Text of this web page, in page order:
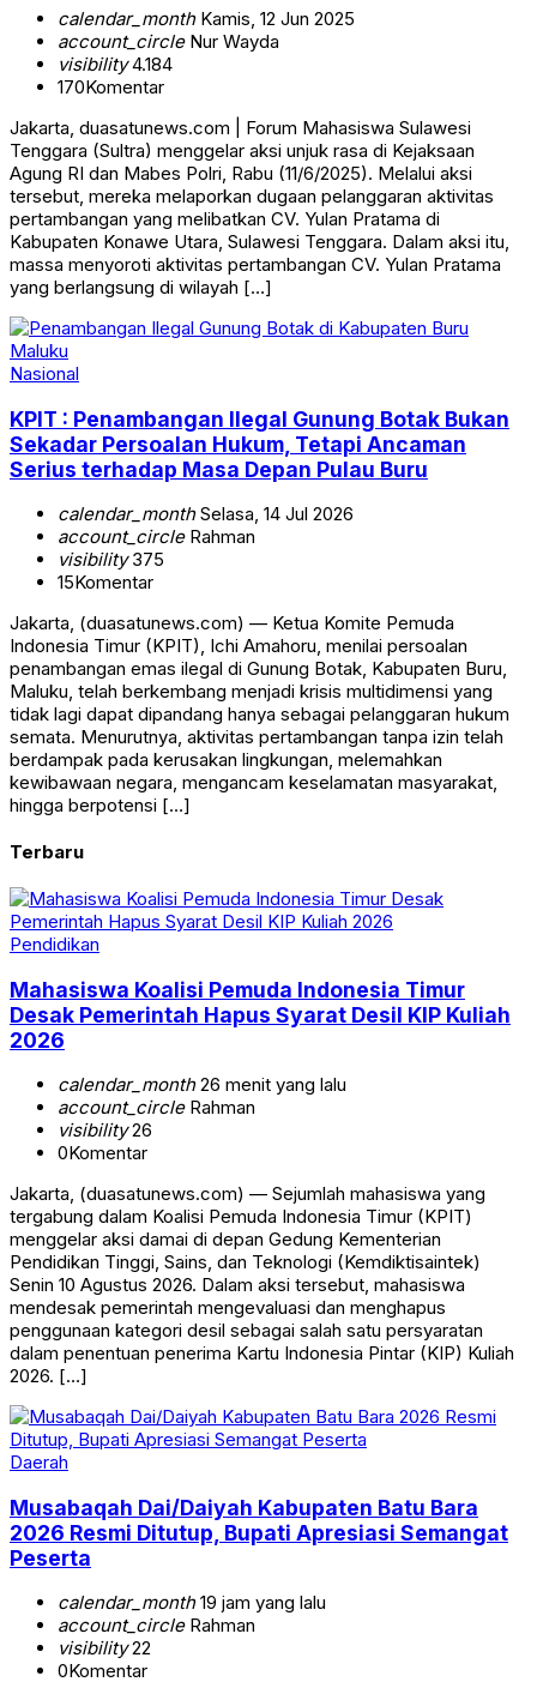
calendar_monthKamis, 12 Jun 2025
account_circleNur Wayda
visibility4.184
170Komentar
Jakarta, duasatunews.com | Forum Mahasiswa Sulawesi
Tenggara (Sultra) menggelar aksi unjuk rasa di Kejaksaan
Agung RI dan Mabes Polri, Rabu (11/6/2025). Melalui aksi
tersebut, mereka melaporkan dugaan pelanggaran aktivitas
pertambangan yang melibatkan CV. Yulan Pratama di
Kabupaten Konawe Utara, Sulawesi Tenggara. Dalam aksi itu,
massa menyoroti aktivitas pertambangan CV. Yulan Pratama
yang berlangsung di wilayah […]
Nasional
KPIT : Penambangan Ilegal Gunung Botak Bukan
Sekadar Persoalan Hukum, Tetapi Ancaman
Serius terhadap Masa Depan Pulau Buru
calendar_monthSelasa, 14 Jul 2026
account_circleRahman
visibility375
15Komentar
Jakarta, (duasatunews.com) — Ketua Komite Pemuda
Indonesia Timur (KPIT), Ichi Amahoru, menilai persoalan
penambangan emas ilegal di Gunung Botak, Kabupaten Buru,
Maluku, telah berkembang menjadi krisis multidimensi yang
tidak lagi dapat dipandang hanya sebagai pelanggaran hukum
semata. Menurutnya, aktivitas pertambangan tanpa izin telah
berdampak pada kerusakan lingkungan, melemahkan
kewibawaan negara, mengancam keselamatan masyarakat,
hingga berpotensi […]
Terbaru
Pendidikan
Mahasiswa Koalisi Pemuda Indonesia Timur
Desak Pemerintah Hapus Syarat Desil KIP Kuliah
2026
calendar_month26 menit yang lalu
account_circleRahman
visibility26
0Komentar
Jakarta, (duasatunews.com) — Sejumlah mahasiswa yang
tergabung dalam Koalisi Pemuda Indonesia Timur (KPIT)
menggelar aksi damai di depan Gedung Kementerian
Pendidikan Tinggi, Sains, dan Teknologi (Kemdiktisaintek)
Senin 10 Agustus 2026. Dalam aksi tersebut, mahasiswa
mendesak pemerintah mengevaluasi dan menghapus
penggunaan kategori desil sebagai salah satu persyaratan
dalam penentuan penerima Kartu Indonesia Pintar (KIP) Kuliah
2026. […]
Daerah
Musabaqah Dai/Daiyah Kabupaten Batu Bara
2026 Resmi Ditutup, Bupati Apresiasi Semangat
Peserta
calendar_month19 jam yang lalu
account_circleRahman
visibility22
0Komentar